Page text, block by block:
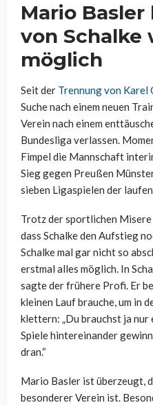
Mario
von
möglich
Seit der Trennung von Karel
Suche nach einem neuen
Verein nach einem
Bundesliga verlassen.
Fimpel die Mannschaft
Sieg gegen Preußen
sieben Ligaspielen der
Trotz der sportlichen
dass Schalke den Aufstieg
Schalke mal gar nicht so
erstmal alles möglich. In
sagte der frühere Profi. Er
kleinen Lauf brauche, um in
klettern: „Du brauchst ja nur
Spiele hintereinander
dran.“
Mario Basler ist überzeugt,
besonderer Verein ist.